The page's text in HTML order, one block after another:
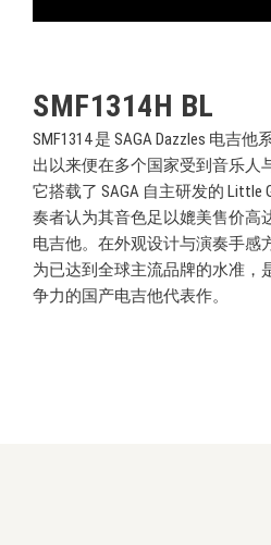
SMF1314H BL
SMF1314 是 SAGA Dazzles 电吉
出以来便在多个国家受到音乐人
它搭载了 SAGA 自主研发的 Little
奏者认为其音色足以媲美售价高
电吉他。在外观设计与演奏手感
为已达到全球主流品牌的水准，
争力的国产电吉他代表作。